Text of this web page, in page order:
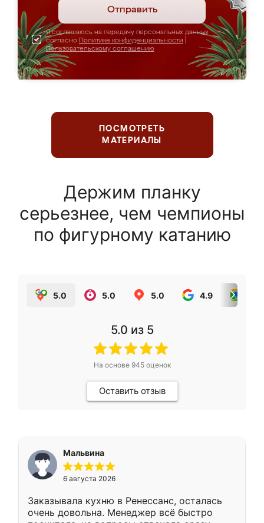
Отправить
Я соглашаюсь на передачу персональных данных
согласно Политике конфиденциальности
Пользовательскому соглашению
ПОСМОТРЕТЬ
МАТЕРИАЛЫ
Держим планку
серьезнее, чем чемпионы
по фигурному катанию
5.0 5.0 5.0 4.9
5.0 из 5
На основе 945оценок
Оставить отзыв
Мальвина
6 августа 2026
Заказывала кухню в Ренессанс, осталась
очень довольна. Менеджер всё быстро